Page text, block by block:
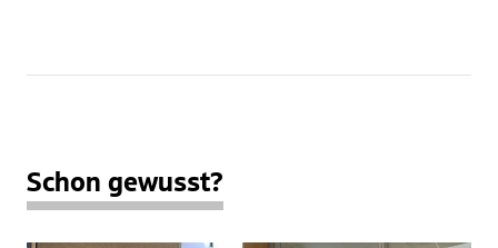
Schon gewusst?